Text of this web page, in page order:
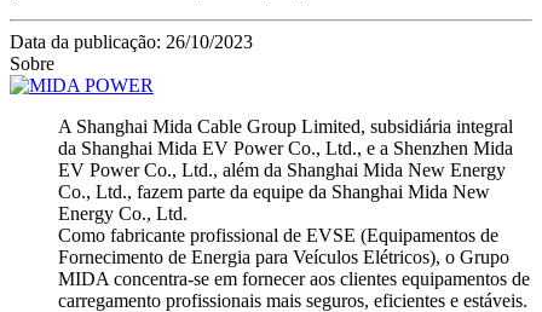
Data da publicação: 26/10/2023
Sobre
A Shanghai Mida Cable Group Limited, subsidiária integral
da Shanghai Mida EV Power Co., Ltd., e a Shenzhen Mida
EV Power Co., Ltd., além da Shanghai Mida New Energy
Co., Ltd., fazem parte da equipe da Shanghai Mida New
Energy Co., Ltd.
Como fabricante profissional de EVSE (Equipamentos de
Fornecimento de Energia para Veículos Elétricos), o Grupo
MIDA concentra-se em fornecer aos clientes equipamentos de
carregamento profissionais mais seguros, eficientes e estáveis.